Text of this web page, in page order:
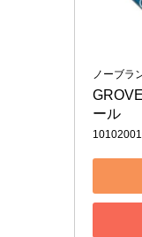
ノーブラ
ール